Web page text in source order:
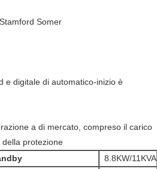
Somer
e digitale di automatico-inizio è
a di mercato, compreso il carico
protezione
8.8KW/11KVA